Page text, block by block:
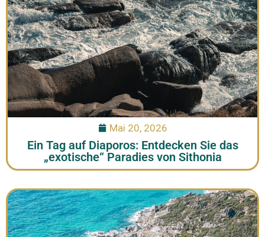
Mai 20, 2026
Ein Tag auf Diaporos: Entdecken Sie das
„exotische“ Paradies von Sithonia